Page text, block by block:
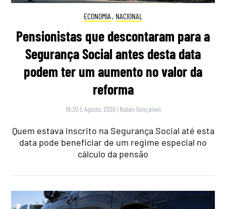
ECONOMIA , NACIONAL
Pensionistas que descontaram para a
Segurança Social antes desta data
podem ter um aumento no valor da
reforma
18:30 5 Agosto, 2026 | Rubén Gonçalves
Quem estava inscrito na Segurança Social até esta
data pode beneficiar de um regime especial no
cálculo da pensão